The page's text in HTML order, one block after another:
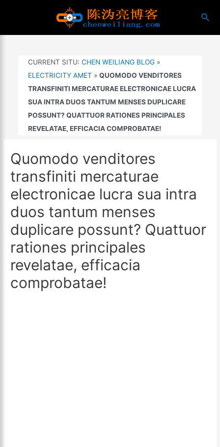
CURRENT SITU:CHEN WEILIANG BLOG »
ELECTRICITY AMET »QUOMODO VENDITORES
TRANSFINITI MERCATURAE ELECTRONICAE LUCRA
SUA INTRA DUOS TANTUM MENSES DUPLICARE
POSSUNT? QUATTUOR RATIONES PRINCIPALES
REVELATAE, EFFICACIA COMPROBATAE!
Quomodo venditores
transfiniti mercaturae
electronicae lucra sua intra
duos tantum menses
duplicare possunt? Quattuor
rationes principales
revelatae, efficacia
comprobatae!